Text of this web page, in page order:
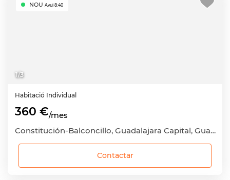
1/3
NOU Avui 8:40
Habitació Individual
360 €/mes
Constitución-Balconcillo, Guadalajara Capital, Guadalajara
Contactar